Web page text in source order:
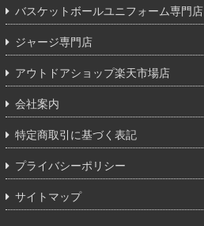
バスケットボールユニフォーム専門店
ジャージ専門店
アウトドアショップ楽天市場店
会社案内
特定商取引に基づく表記
プライバシーポリシー
サイトマップ